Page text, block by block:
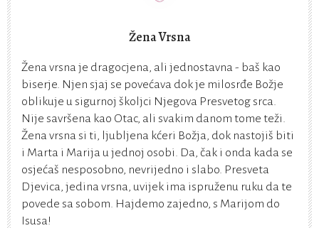
Žena Vrsna
Žena vrsna je dragocjena, ali jednostavna - baš kao
biserje. Njen sjaj se povećava dok je milosrđe Božje
oblikuje u sigurnoj školjci Njegova Presvetog srca.
Nije savršena kao Otac, ali svakim danom tome teži.
Žena vrsna si ti, ljubljena kćeri Božja, dok nastojiš biti
i Marta i Marija u jednoj osobi. Da, čak i onda kada se
osjećaš nesposobno, nevrijedno i slabo. Presveta
Djevica, jedina vrsna, uvijek ima ispruženu ruku da te
povede sa sobom. Hajdemo zajedno, s Marijom do
Isusa!